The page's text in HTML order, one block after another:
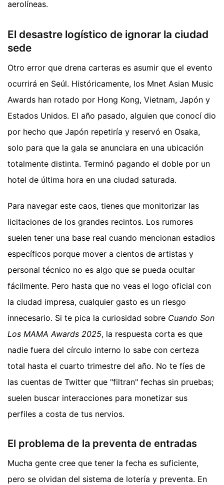
aerolíneas.
El desastre logístico de ignorar la ciudad
sede
Otro error que drena carteras es asumir que el evento
ocurrirá en Seúl. Históricamente, los Mnet Asian Music
Awards han rotado por Hong Kong, Vietnam, Japón y
Estados Unidos. El año pasado, alguien que conocí dio
por hecho que Japón repetiría y reservó en Osaka,
solo para que la gala se anunciara en una ubicación
totalmente distinta. Terminó pagando el doble por un
hotel de última hora en una ciudad saturada.
Para navegar este caos, tienes que monitorizar las
licitaciones de los grandes recintos. Los rumores
suelen tener una base real cuando mencionan estadios
específicos porque mover a cientos de artistas y
personal técnico no es algo que se pueda ocultar
fácilmente. Pero hasta que no veas el logo oficial con
la ciudad impresa, cualquier gasto es un riesgo
innecesario. Si te pica la curiosidad sobre Cuando Son
Los MAMA Awards 2025, la respuesta corta es que
nadie fuera del círculo interno lo sabe con certeza
total hasta el cuarto trimestre del año. No te fíes de
las cuentas de Twitter que "filtran" fechas sin pruebas;
suelen buscar interacciones para monetizar sus
perfiles a costa de tus nervios.
El problema de la preventa de entradas
Mucha gente cree que tener la fecha es suficiente,
pero se olvidan del sistema de lotería y preventa. En